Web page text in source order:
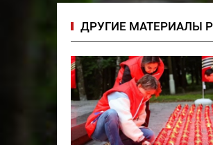
ДРУГИЕ МАТЕРИАЛЫ